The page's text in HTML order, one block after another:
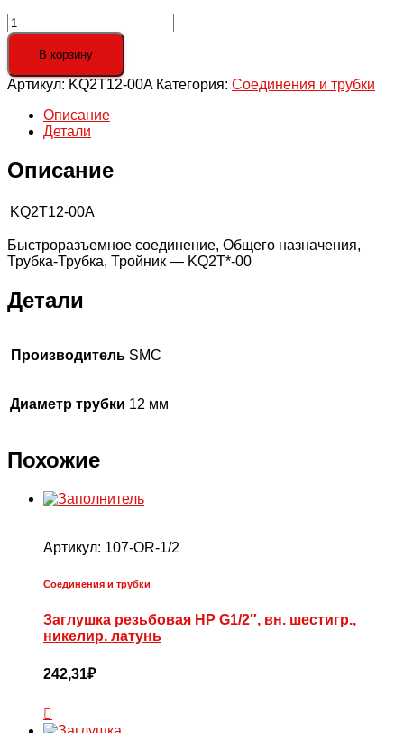
Количество
товара
Быстроразъемный
тройник
В корзину
Артикул: KQ2T12-00A Категория: Соединения и трубки
Описание
Детали
Описание
KQ2T12-00A
Быстроразъемное соединение, Общего назначения,
Трубка-Трубка, Тройник — KQ2T*-00
Детали
Производитель SMC
Диаметр трубки 12 мм
Похожие
Артикул: 107-OR-1/2
Соединения и трубки
Заглушка резьбовая НР G1/2″, вн. шестигр.,
никелир. латунь
242,31₽